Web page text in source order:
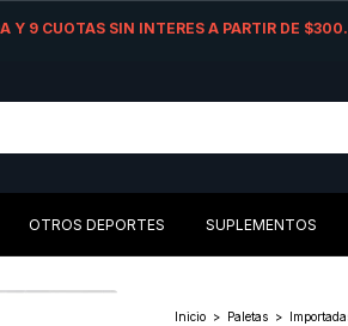
9 CUOTAS SIN INTERES A PARTIR DE
OTROS DEPORTES SUPLEMENTOS
Inicio > Paletas >